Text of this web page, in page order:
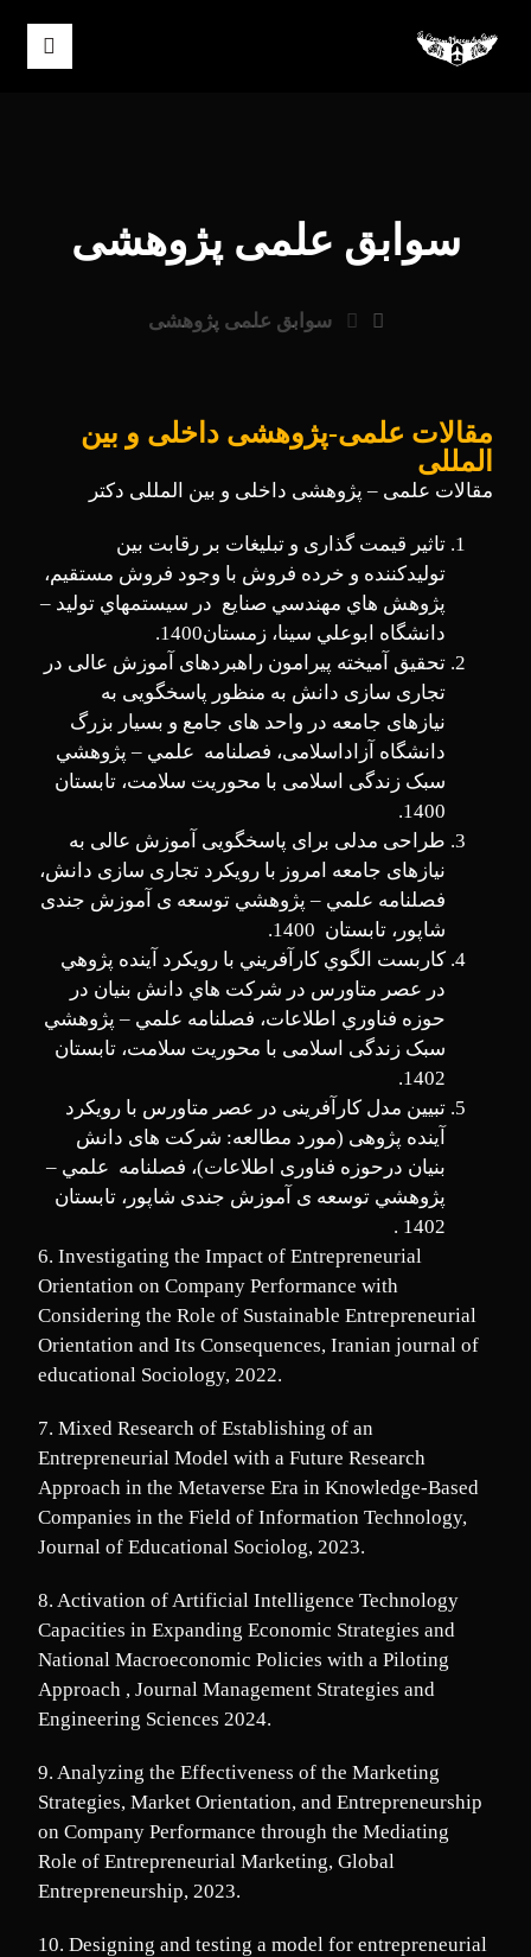
سوابق علمی پژوهشی
سوابق علمی پژوهشی
مقالات علمی-پژوهشی داخلی و بین
المللی
مقالات علمی – پژوهشی داخلی و بین المللی دکتر
تاثیر قیمت گذاری و تبلیغات بر رقابت بین
تولیدکننده و خرده فروش با وجود فروش مستقیم،
پژوهش ­هاي مهندسي صنايع در سيستم­هاي توليد –
دانشگاه ابوعلي سينا، زمستان1400.
تحقیق آمیخته پیرامون راهبردهای آموزش عالی در
تجاری سازی دانش به منظور پاسخگویی به
نیازهای جامعه در واحد های جامع و بسیار بزرگ
دانشگاه آزاداسلامی، فصلنامه علمي – پژوهشي
سبک زندگی اسلامی با محوریت سلامت، تابستان
1400.
طراحی مدلی برای پاسخگویی آموزش عالی به
نیازهای جامعه امروز با رویکرد تجاری­ سازی دانش،
فصلنامه علمي – پژوهشي توسعه­ ی آموزش جندی
شاپور، تابستان 1400.
كاربست الگوي كارآفريني با رويكرد آينده­ پژوهي
در عصر متاورس در شركت­ هاي دانش ­بنیان در
حوزه فناوري اطلاعات، فصلنامه علمي – پژوهشي
سبک زندگی اسلامی با محوریت سلامت، تابستان
1402.
تبیین مدل کارآفرینی در عصر متاورس با رویکرد
آینده ­پژوهی (مورد مطالعه: شرکت­ های دانش
بنیان درحوزه فناوری اطلاعات)، فصلنامه علمي –
پژوهشي توسعه­ ی آموزش جندی شاپور، تابستان
1402 .
6. Investigating the Impact of Entrepreneurial
Orientation on Company Performance with
Considering the Role of Sustainable Entrepreneurial
Orientation and Its Consequences, Iranian journal of
educational Sociology, 2022.
7. Mixed Research of Establishing of an
Entrepreneurial Model with a Future Research
Approach in the Metaverse Era in Knowledge-Based
Companies in the Field of Information Technology,
Journal of Educational Sociolog, 2023.
8. Activation of Artificial Intelligence Technology
Capacities in Expanding Economic Strategies and
National Macroeconomic Policies with a Piloting
Approach , Journal Management Strategies and
Engineering Sciences 2024.
9. Analyzing the Effectiveness of the ­Marketing
Strategies, Market Orientation, and Entrepreneurship
on Company Performance through the Mediating
Role of Entrepreneurial Marketing, Global
Entrepreneurship, 2023.
10. Designing and testing a model for entrepreneurial